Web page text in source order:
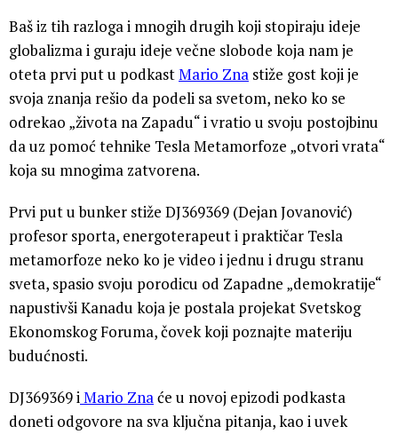
Baš iz tih razloga i mnogih drugih koji stopiraju ideje
globalizma i guraju ideje večne slobode koja nam je
oteta prvi put u podkastMario Zna stiže gost koji je
svoja znanja rešio da podeli sa svetom, neko ko se
odrekao „života na Zapadu“ i vratio u svoju postojbinu
da uz pomoć tehnike Tesla Metamorfoze „otvori vrata“
koja su mnogima zatvorena.
Prvi put u bunker stiže DJ369369 (Dejan Jovanović)
profesor sporta, energoterapeut i praktičar Tesla
metamorfoze neko ko je video i jednu i drugu stranu
sveta, spasio svoju porodicu od Zapadne „demokratije“
napustivši Kanadu koja je postala projekat Svetskog
Ekonomskog Foruma, čovek koji poznajte materiju
budućnosti.
DJ369369 iMario Znaće u novoj epizodi podkasta
doneti odgovore na sva ključna pitanja, kao i uvek